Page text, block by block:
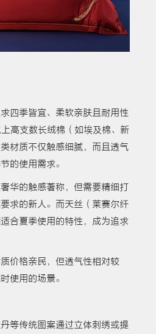
四季皆宜、柔软亲肤且耐用性
高支数长绒棉（如埃及棉、新
材质不仅触感细腻，而且透气
的使用需求。
华的触感著称，但需要精细打
求的新人。而天丝（莱赛尔纤
合夏季使用的特性，成为追求
价格亲民，但透气性相对较
使用的场景。
等传统图案通过立体刺绣或提